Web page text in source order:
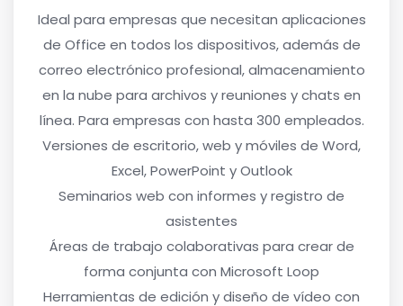
Ideal para empresas que necesitan aplicaciones
de Office en todos los dispositivos, además de
correo electrónico profesional, almacenamiento
en la nube para archivos y reuniones y chats en
línea. Para empresas con hasta 300 empleados.
Versiones de escritorio, web y móviles de Word,
Excel, PowerPoint y Outlook
Seminarios web con informes y registro de
asistentes
Áreas de trabajo colaborativas para crear de
forma conjunta con Microsoft Loop
Herramientas de edición y diseño de vídeo con